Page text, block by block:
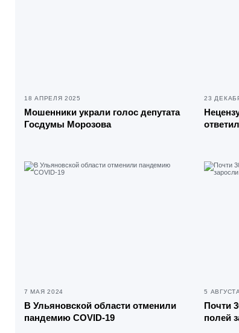
18 АПРЕЛЯ 2025
Мошенники украли голос депутата
Госдумы Морозова
23
7 МАЯ 2024
В Ульяновской области отменили
пандемию COVID-19
5
Почти
полей